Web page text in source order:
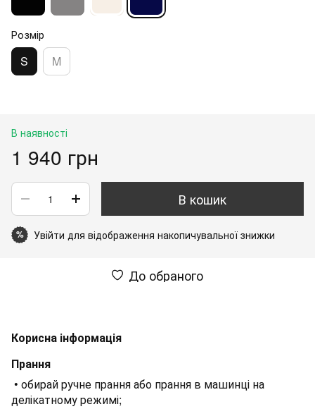
Розмір
S M
В наявності
1 940 грн
В кошик
% Увійти для відображення накопичувальної знижки
До обраного
Корисна інформація
Прання
• обирай ручне прання або прання в машинці на
делікатному режимі;